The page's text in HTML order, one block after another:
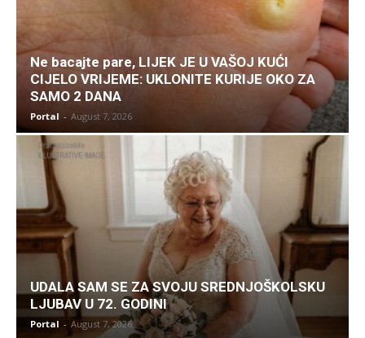
Ne bacajte pare, LIJEK JE U VAŠOJ KUĆI
CIJELO VRIJEME: UKLONITE KURIJE OKO ZA
SAMO 2 DANA
Portal - August 7, 2026
UDALA SAM SE ZA SVOJU SREDNJOŠKOLSKU
LJUBAV U 72. GODINI
Portal - August 7, 2026